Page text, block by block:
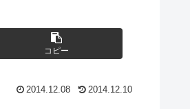
コピー
2014.12.08 2014.12.10